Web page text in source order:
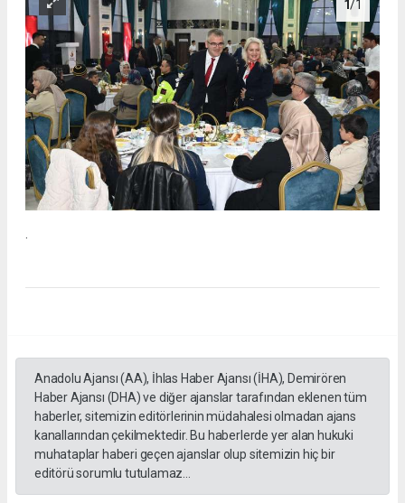
1/1
Anadolu Ajansı (AA), İhlas Haber Ajansı (İHA), Demirören
Haber Ajansı (DHA) ve diğer ajanslar tarafından eklenen tüm
haberler, sitemizin editörlerinin müdahalesi olmadan ajans
kanallarından çekilmektedir. Bu haberlerde yer alan hukuki
muhataplar haberi geçen ajanslar olup sitemizin hiç bir
editörü sorumlu tutulamaz...